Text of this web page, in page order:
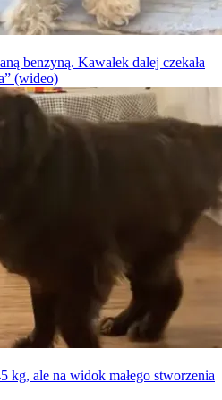
benzyną. Kawałek dalej czekała
(wideo)
kg, ale na widok małego stworzenia